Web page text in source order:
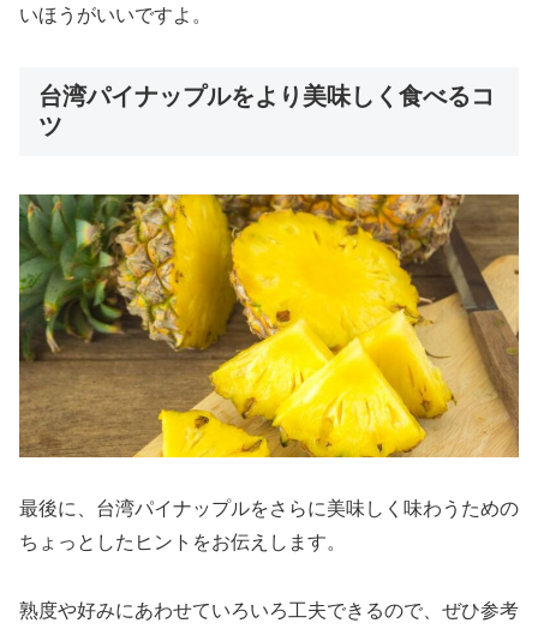
いほうがいいですよ。
台湾パイナップルをより美味しく食べるコ
ツ
最後に、台湾パイナップルをさらに美味しく味わうための
ちょっとしたヒントをお伝えします。
熟度や好みにあわせていろいろ工夫できるので、ぜひ参考